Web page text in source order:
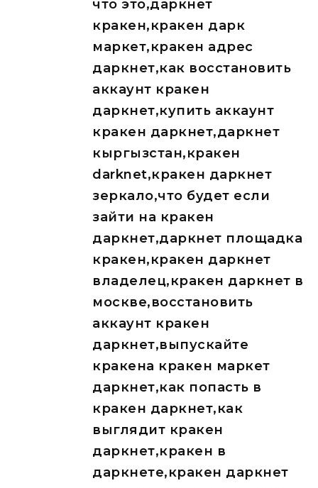
что это,даркнет
кракен,кракен дарк
маркет,кракен адрес
даркнет,как восстановить
аккаунт кракен
даркнет,купить аккаунт
кракен даркнет,даркнет
кыргызстан,кракен
darknet,кракен даркнет
зеркало,что будет если
зайти на кракен
даркнет,даркнет площадка
кракен,кракен даркнет
владелец,кракен даркнет в
москве,восстановить
аккаунт кракен
даркнет,выпускайте
кракена кракен маркет
даркнет,как попасть в
кракен даркнет,как
выглядит кракен
даркнет,кракен в
даркнете,кракен даркнет